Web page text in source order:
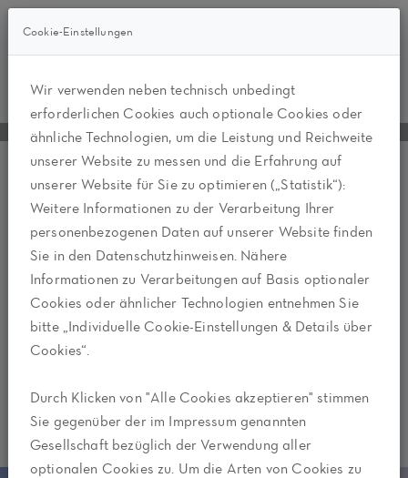
Cookie-Einstellungen
Wir verwenden neben technisch unbedingt
erforderlichen Cookies auch optionale Cookies oder
ähnliche Technologien, um die Leistung und Reichweite
unserer Website zu messen und die Erfahrung auf
unserer Website für Sie zu optimieren („Statistik“):
Weitere Informationen zu der Verarbeitung Ihrer
personenbezogenen Daten auf unserer Website finden
Sie in den Datenschutzhinweisen. Nähere
Informationen zu Verarbeitungen auf Basis optionaler
Cookies oder ähnlicher Technologien entnehmen Sie
bitte „Individuelle Cookie-Einstellungen & Details über
Cookies“.
Durch Klicken von "Alle Cookies akzeptieren" stimmen
Sie gegenüber der im Impressum genannten
Gesellschaft bezüglich der Verwendung aller
optionalen Cookies zu. Um die Arten von Cookies zu